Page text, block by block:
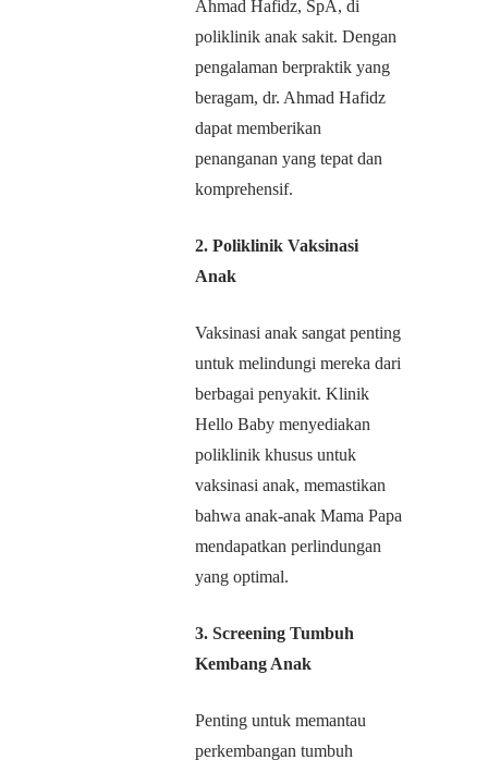
Ahmad Hafidz, SpA, di
poliklinik anak sakit. Dengan
pengalaman berpraktik yang
beragam, dr. Ahmad Hafidz
dapat memberikan
penanganan yang tepat dan
komprehensif.
2. Poliklinik Vaksinasi
Anak
Vaksinasi anak sangat penting
untuk melindungi mereka dari
berbagai penyakit. Klinik
Hello Baby menyediakan
poliklinik khusus untuk
vaksinasi anak, memastikan
bahwa anak-anak Mama Papa
mendapatkan perlindungan
yang optimal.
3. Screening Tumbuh
Kembang Anak
Penting untuk memantau
perkembangan tumbuh